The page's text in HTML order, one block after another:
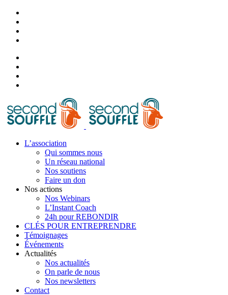
L’association
Qui sommes nous
Un réseau national
Nos soutiens
Faire un don
Nos actions
Nos Webinars
L’Instant Coach
24h pour REBONDIR
CLÉS POUR ENTREPRENDRE
Témoignages
Événements
Actualités
Nos actualités
On parle de nous
Nos newsletters
Contact